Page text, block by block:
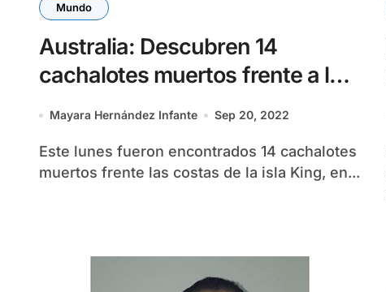
Mundo
Australia: Descubren 14
cachalotes muertos frente a las
costas de una isla
Mayara Hernández Infante Sep 20, 2022
Este lunes fueron encontrados 14 cachalotes
muertos frente las costas de la isla King, en...